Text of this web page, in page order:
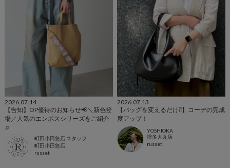
2026.07.14
【告知】OP優待のお知らせ📢＼新色登
場／人気のエンボスシリーズをご紹介
♫
町田小田急店 スタッフ
町田小田急店
russet
2026.07.13
【バッグを変えるだけ⁈】コーデの完成
度アップ！
YOSHIOKA
博多大丸店
russet